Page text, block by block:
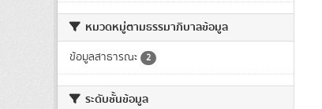
หมวดหมู่ตามธรรมาภิบาลข้อมูล
ข้อมูลสาธารณะ 2
ระดับชั้นข้อมูล